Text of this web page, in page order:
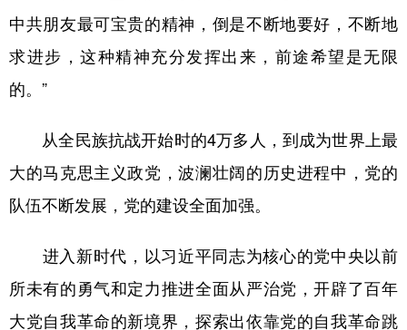
中共朋友最可宝贵的精神，倒是不断地要好，不断地
求进步，这种精神充分发挥出来，前途希望是无限
的。”
从全民族抗战开始时的4万多人，到成为世界上最
大的马克思主义政党，波澜壮阔的历史进程中，党的
队伍不断发展，党的建设全面加强。
进入新时代，以习近平同志为核心的党中央以前
所未有的勇气和定力推进全面从严治党，开辟了百年
大党自我革命的新境界，探索出依靠党的自我革命跳